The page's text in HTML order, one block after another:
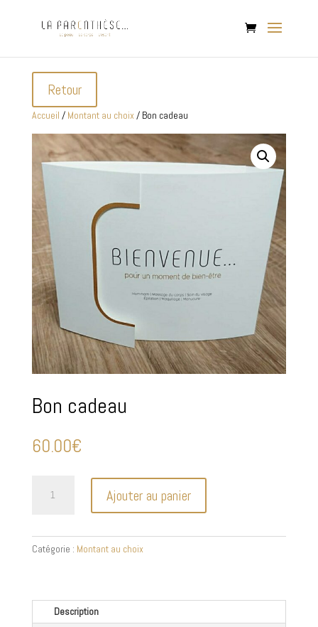
Retour
Accueil / Montant au choix / Bon cadeau
Bon cadeau
60.00€
Ajouter au panier
Catégorie : Montant au choix
Description